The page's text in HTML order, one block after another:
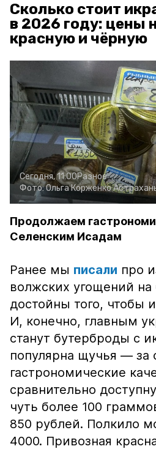
Сколько стоит
в 2026 году: цены
красную и чёрную
Сегодня, 11:00Разное
Фото:Ольга Корженко
Продолжаем
Селенским Исадам
Ранее мы писали про
волжских угощений на
достойны того, чтобы
И, конечно, главным
станут бутерброды с
популярна щучья — за
гастрономические
сравнительно
чуть более 100
850 рублей. Полкило
4000. Привозная